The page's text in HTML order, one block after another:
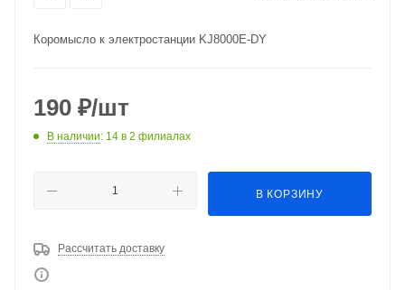
Коромысло к электростанции KJ8000E-DY
190 ₽/шт
В наличии: 14 в 2 филиалах
В КОРЗИНУ
Рассчитать доставку